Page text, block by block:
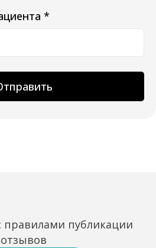
*
правилами публикации
отзывов